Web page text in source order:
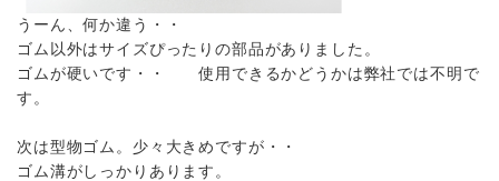
うーん、何か違う・・
ゴム以外はサイズぴったりの部品がありました。
ゴムが硬いです・・ 使用できるかどうかは弊社では不明で
す。
次は型物ゴム。少々大きめですが・・
ゴム溝がしっかりあります。